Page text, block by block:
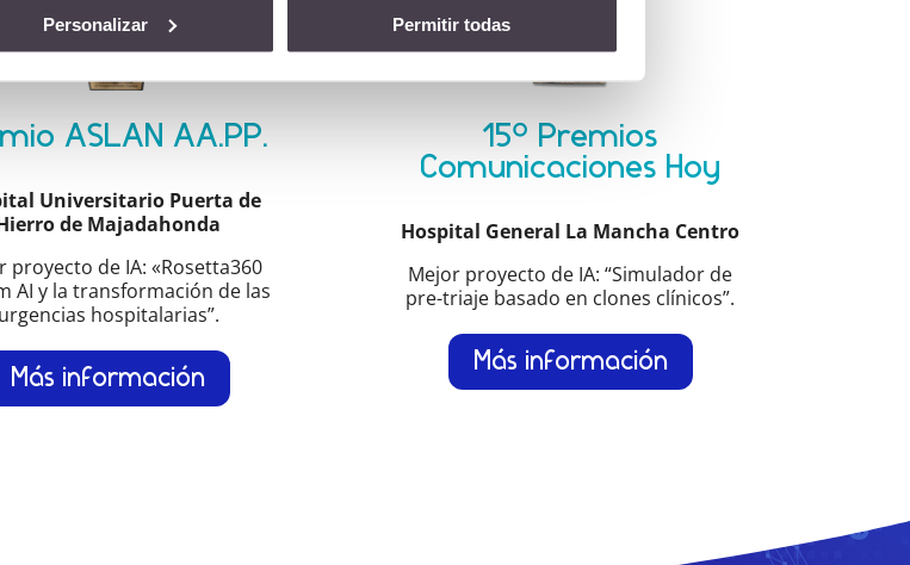
Personalizar Permitir todas
ASLAN AA.PP.
Universitario Puerta de
de Majadahonda
proyecto de IA: «Rosetta360
AI y la transformación de las
urgencias hospitalarias”.
Más información
15º Premios
Comunicaciones Hoy
Hospital General La Mancha Centro
Mejor proyecto de IA: “Simulador de
pre-triaje basado en clones clínicos”.
Más información